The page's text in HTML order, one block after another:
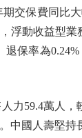
交保費同比
浮動收益型
保率為
59.4萬人，
中國人壽堅持